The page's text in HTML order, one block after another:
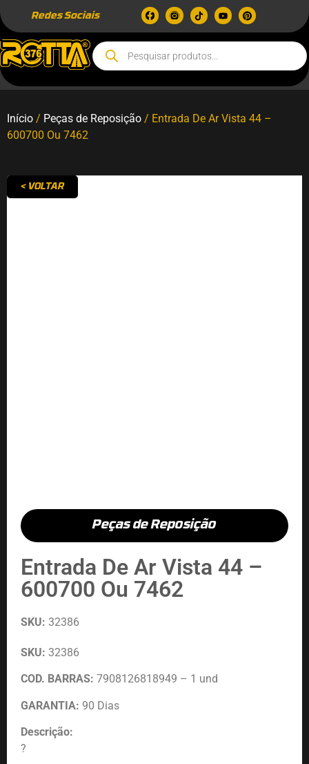
Redes Sociais
Início / Peças de Reposição / Entrada De Ar Vista 44 –
600700 Ou 7462
< VOLTAR
Peças de Reposição
Entrada De Ar Vista 44 –
600700 Ou 7462
SKU: 32386
SKU: 32386
COD. BARRAS: 7908126818949 – 1 und
GARANTIA: 90 Dias
Descrição:
?